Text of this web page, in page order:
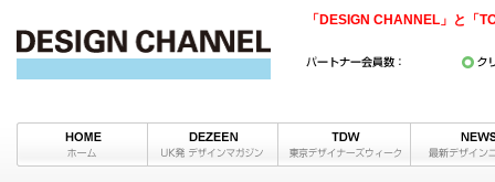
「DESIGN CHANNEL」と「